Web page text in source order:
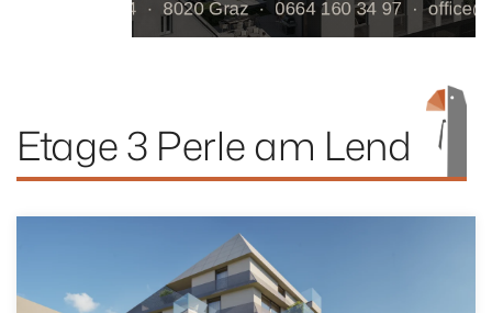
Etage 3 Perle am Lend